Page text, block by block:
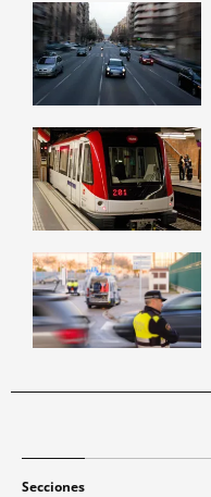
Secciones